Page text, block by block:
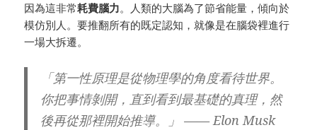
因為這非常耗費腦力。人類的大腦為了節省能量，傾向於
模仿別人。要推翻所有的既定認知，就像是在腦袋裡進行
一場大拆遷。
「第一性原理是從物理學的角度看待世界。
你把事情剝開，直到看到最基礎的真理，然
後再從那裡開始推導。」 —— Elon Musk